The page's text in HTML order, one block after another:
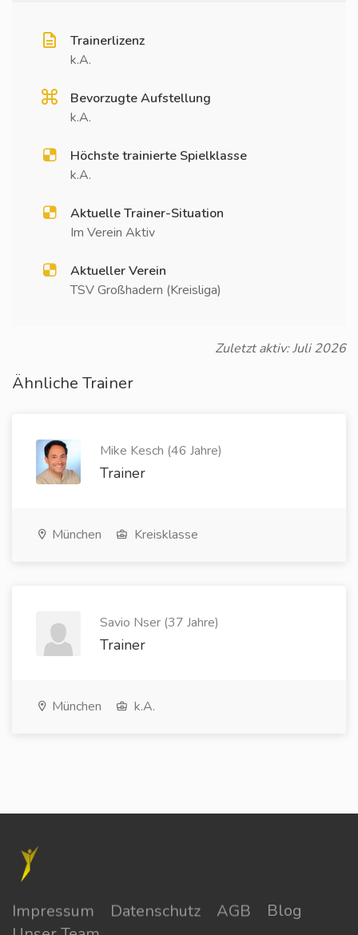
Trainerlizenz
k.A.
Bevorzugte Aufstellung
k.A.
Höchste trainierte Spielklasse
k.A.
Aktuelle Trainer-Situation
Im Verein Aktiv
Aktueller Verein
TSV Großhadern (Kreisliga)
Zuletzt aktiv: Juli 2026
Ähnliche Trainer
Mike Kesch (46 Jahre)
Trainer
München Kreisklasse
Savio Nser (37 Jahre)
Trainer
München k.A.
Impressum Datenschutz AGB
Blog